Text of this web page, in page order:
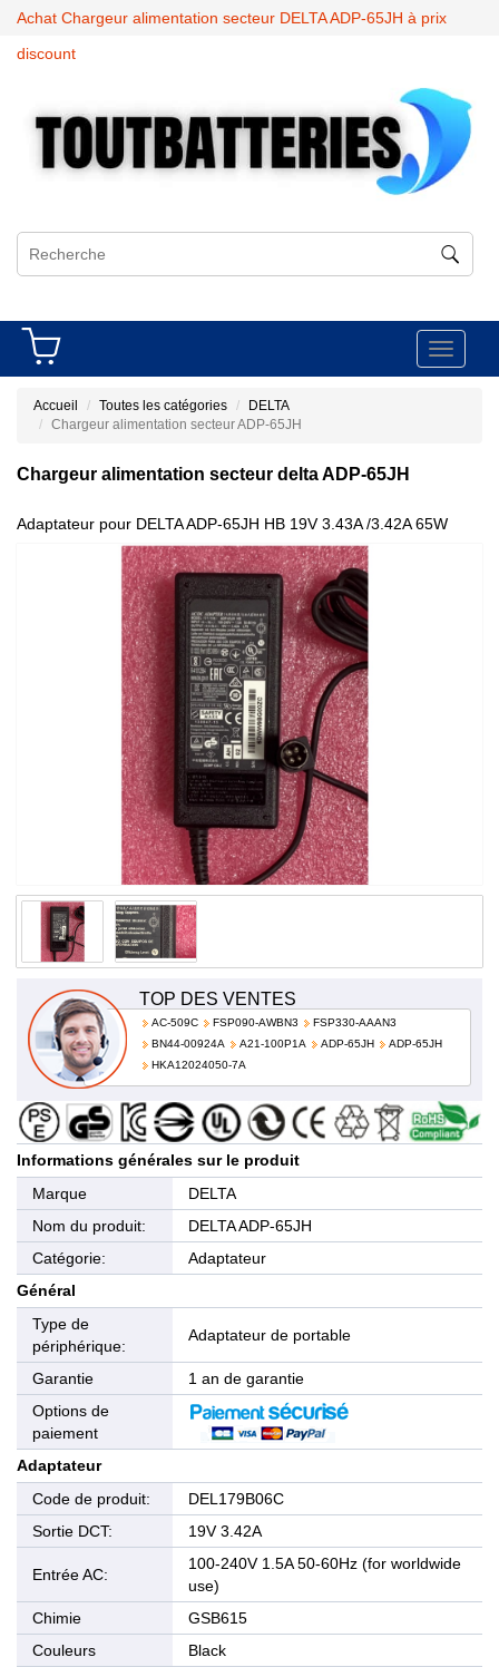
Achat Chargeur alimentation secteur DELTA ADP-65JH à prix
discount
Toggle
Accueil Toutes les catégories
DELTA
Chargeur alimentation secteur ADP-65JH
Chargeur alimentation secteur delta ADP-65JH
Adaptateur pour DELTA ADP-65JH HB 19V 3.43A /3.42A 65W
adapter 100-240V 1.5A 50-60Hz (for worldwide use) ADP-65JH
TOP DES VENTES
AC-509C FSP090-AWBN3
FSP330-AAAN3
BN44-00924A
A21-100P1A ADP-65JH
ADP-65JH
HKA12024050-7A
Informations générales sur le produit
Marque
DELTA
Nom du produit:
DELTA ADP-65JH
Catégorie:
Adaptateur
Général
Type de
périphérique:
Adaptateur de portable
Garantie
1 an de garantie
Options de
paiement
Adaptateur
Code de produit:
DEL179B06C
Sortie DCT:
19V 3.42A
Entrée AC:
100-240V 1.5A 50-60Hz (for worldwide
use)
Chimie
GSB615
Couleurs
Black